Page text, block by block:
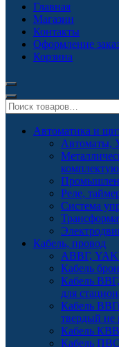
Главная
Магазин
Контакты
Оформление
Корзина
Автоматика и
Автоматы,
Реле,
Система
Кабель, провод
АВВГ,
Кабель
Кабель
для
Кабель
твердый не
Кабель
Кабель